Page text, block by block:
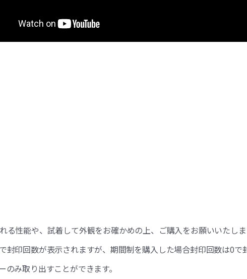
性能や、試着して外観をお確かめの上、ご購入をお願いいたしま
印回数が表示されますが、期間制を購入した場合封印回数は0で
み取り出すことができます。